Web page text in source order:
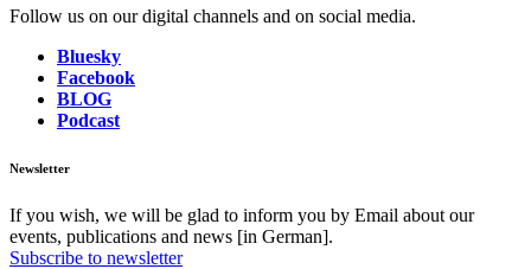
Follow us on our digital channels and on social media.
Bluesky
Facebook
BLOG
Podcast
Newsletter
If you wish, we will be glad to inform you by Email about our
events, publications and news [in German].
Subscribe to newsletter